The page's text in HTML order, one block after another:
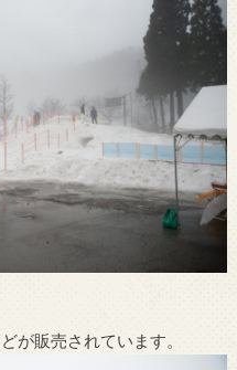
が販売されています。